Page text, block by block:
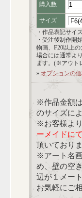
購入数
サイズ
・作品表記サイ
・受注後制作開
物画、F20以上
場合には通常よ
ます。(※アウト
» オプションの
※作品金額
のサイズに
※お客様よ
ーメイドに
頂いており
※アート名
め、壁の空
辺が１メー
お気軽にご